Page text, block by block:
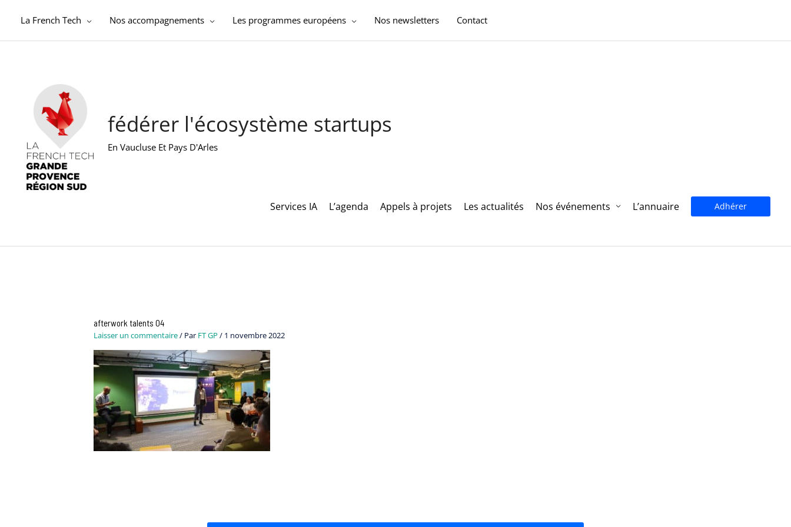
La French Tech Nos accompagnements Les programmes européens Nos newsletters Contact
fédérer l'écosystème startups
En Vaucluse Et Pays D'Arles
Services IA L’agenda Appels à projets Les actualités Nos événements L’annuaire Adhérer
afterwork talents 04
Laisser un commentaire/ Par FT GP / 1 novembre 2022